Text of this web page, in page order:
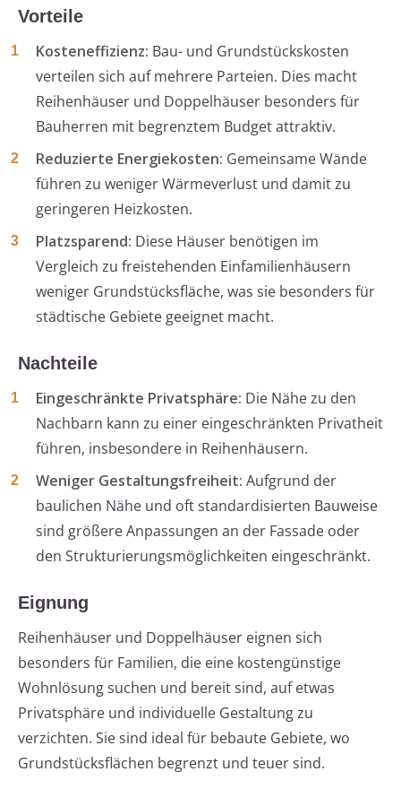
Vorteile
Kosteneffizienz: Bau- und Grundstückskosten
verteilen sich auf mehrere Parteien. Dies macht
Reihenhäuser und Doppelhäuser besonders für
Bauherren mit begrenztem Budget attraktiv.
Reduzierte Energiekosten: Gemeinsame Wände
führen zu weniger Wärmeverlust und damit zu
geringeren Heizkosten.
Platzsparend: Diese Häuser benötigen im
Vergleich zu freistehenden Einfamilienhäusern
weniger Grundstücksfläche, was sie besonders für
städtische Gebiete geeignet macht.
Nachteile
Eingeschränkte Privatsphäre: Die Nähe zu den
Nachbarn kann zu einer eingeschränkten Privatheit
führen, insbesondere in Reihenhäusern.
Weniger Gestaltungsfreiheit: Aufgrund der
baulichen Nähe und oft standardisierten Bauweise
sind größere Anpassungen an der Fassade oder
den Strukturierungsmöglichkeiten eingeschränkt.
Eignung
Reihenhäuser und Doppelhäuser eignen sich
besonders für Familien, die eine kostengünstige
Wohnlösung suchen und bereit sind, auf etwas
Privatsphäre und individuelle Gestaltung zu
verzichten. Sie sind ideal für bebaute Gebiete, wo
Grundstücksflächen begrenzt und teuer sind.